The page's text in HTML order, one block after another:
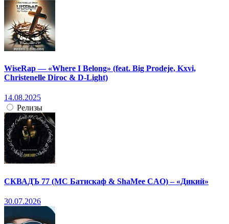
WiseRap — «Where I Belong» (feat. Big Prodeje, Kxvi,
Christenelle Diroc & D-Light)
14.08.2025
Релизы
СКВАДЪ 77 (МС Батискаф & ShaMee CAO) – «Дикий»
30.07.2026